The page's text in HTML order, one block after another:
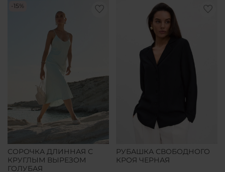
-15%
СОРОЧКА ДЛИННАЯ С
КРУГЛЫМ ВЫРЕЗОМ
ГОЛУБАЯ
РУБАШКА СВОБОДНОГО
КРОЯ ЧЕРНАЯ